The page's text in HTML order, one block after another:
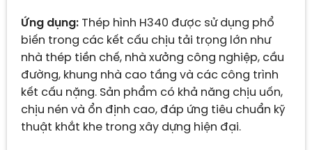
Ứng dụng:Thép hình H340 được sử dụng phổ
biến trong các kết cấu chịu tải trọng lớn như
nhà thép tiền chế, nhà xưởng công nghiệp, cầu
đường, khung nhà cao tầng và các công trình
kết cấu nặng. Sản phẩm có khả năng chịu uốn,
chịu nén và ổn định cao, đáp ứng tiêu chuẩn kỹ
thuật khắt khe trong xây dựng hiện đại.